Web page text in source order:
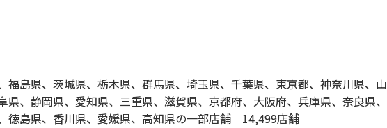
福島県、茨城県、栃木県、群馬県、埼玉県、千葉県、東京都、神奈川県、山
、静岡県、愛知県、三重県、滋賀県、京都府、大阪府、兵庫県、奈良県、
徳島県、香川県、愛媛県、高知県の一部店舗 14,499店舗